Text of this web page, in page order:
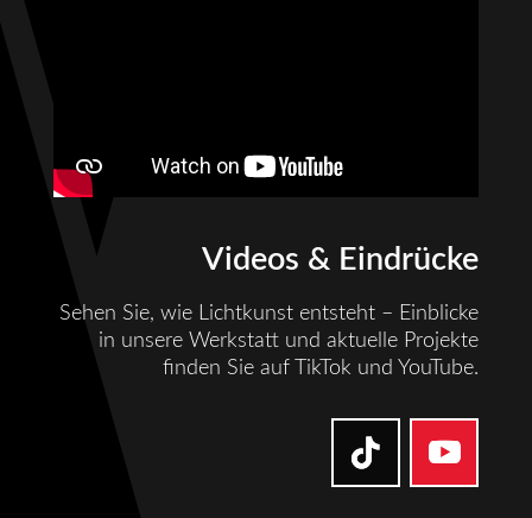
Videos & Eindrücke
Sehen Sie, wie Lichtkunst entsteht – Einblicke
in unsere Werkstatt und aktuelle Projekte
finden Sie auf TikTok und YouTube.